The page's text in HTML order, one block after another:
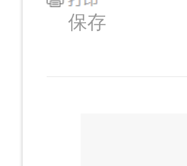
保存